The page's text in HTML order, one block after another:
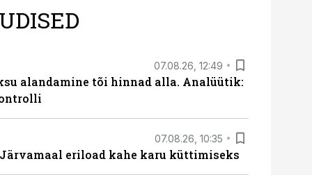
07.08.26, 12:49
alandamine tõi hinnad alla. Analüütik:
07.08.26, 10:35
eriload kahe karu küttimiseks